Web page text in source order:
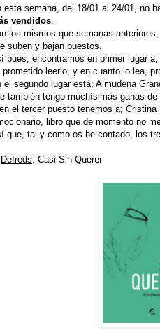
esta semana, del 18/01 al 24/01, no
vendidos
los mismos que semanas
suben y bajan puestos.
pues, encontramos en primer lugar
prometido leerlo, y en cuanto lo lea,
el segundo lugar está; Almudena
también tengo muchísimas ganas de
el tercer puesto tenemos a; Cristina
libro que de momento no
que, tal y como os he contado, los
Defreds: Casi Sin Querer